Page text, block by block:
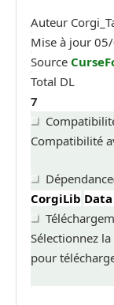
Auteur
Mise à jour
Source
Total DL
7
Compatibilité
CorgiLib
Sélectionnez
pour